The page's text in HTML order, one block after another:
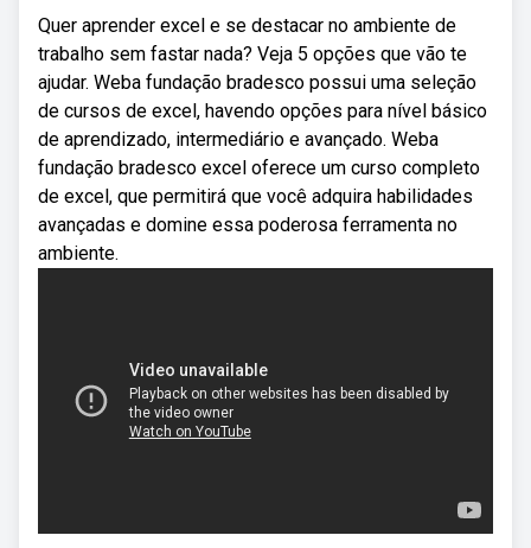
Quer aprender excel e se destacar no ambiente de
trabalho sem fastar nada? Veja 5 opções que vão te
ajudar. Weba fundação bradesco possui uma seleção
de cursos de excel, havendo opções para nível básico
de aprendizado, intermediário e avançado. Weba
fundação bradesco excel oferece um curso completo
de excel, que permitirá que você adquira habilidades
avançadas e domine essa poderosa ferramenta no
ambiente.